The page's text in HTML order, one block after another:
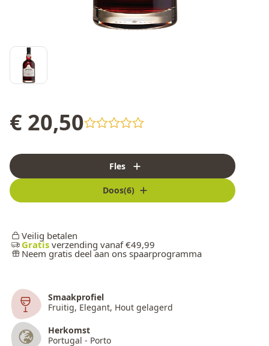
€ 20,50
Fles
Doos(6)
Veilig betalen
Gratis verzending vanaf €49,99
Neem gratis deel aan ons spaarprogramma
Smaakprofiel
Fruitig, Elegant, Hout gelagerd
Herkomst
Portugal - Porto